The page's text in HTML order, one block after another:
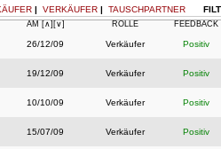
| VERKÄUFER | TAUSCHPARTNER
AM [∧] [∨] ROLLE FEEDBACK
26/12/09 Verkäufer Positiv
19/12/09 Verkäufer Positiv
10/10/09 Verkäufer Positiv
15/07/09 Verkäufer Positiv